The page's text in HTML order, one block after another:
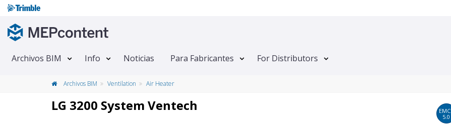
Archivos BIM Info Noticias Para Fabricantes For Distributors
Archivos BIM Ventilation Air Heater
LG 3200 System Ventech
5.0